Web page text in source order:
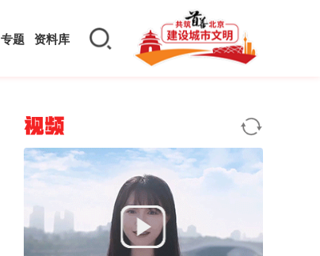
专题 资料库
视频